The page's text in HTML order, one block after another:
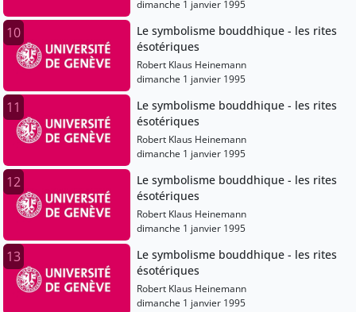
dimanche 1 janvier 1995
10
Le symbolisme bouddhique - les rites
ésotériques
Robert Klaus Heinemann
dimanche 1 janvier 1995
11
Le symbolisme bouddhique - les rites
ésotériques
Robert Klaus Heinemann
dimanche 1 janvier 1995
12
Le symbolisme bouddhique - les rites
ésotériques
Robert Klaus Heinemann
dimanche 1 janvier 1995
13
Le symbolisme bouddhique - les rites
ésotériques
Robert Klaus Heinemann
dimanche 1 janvier 1995